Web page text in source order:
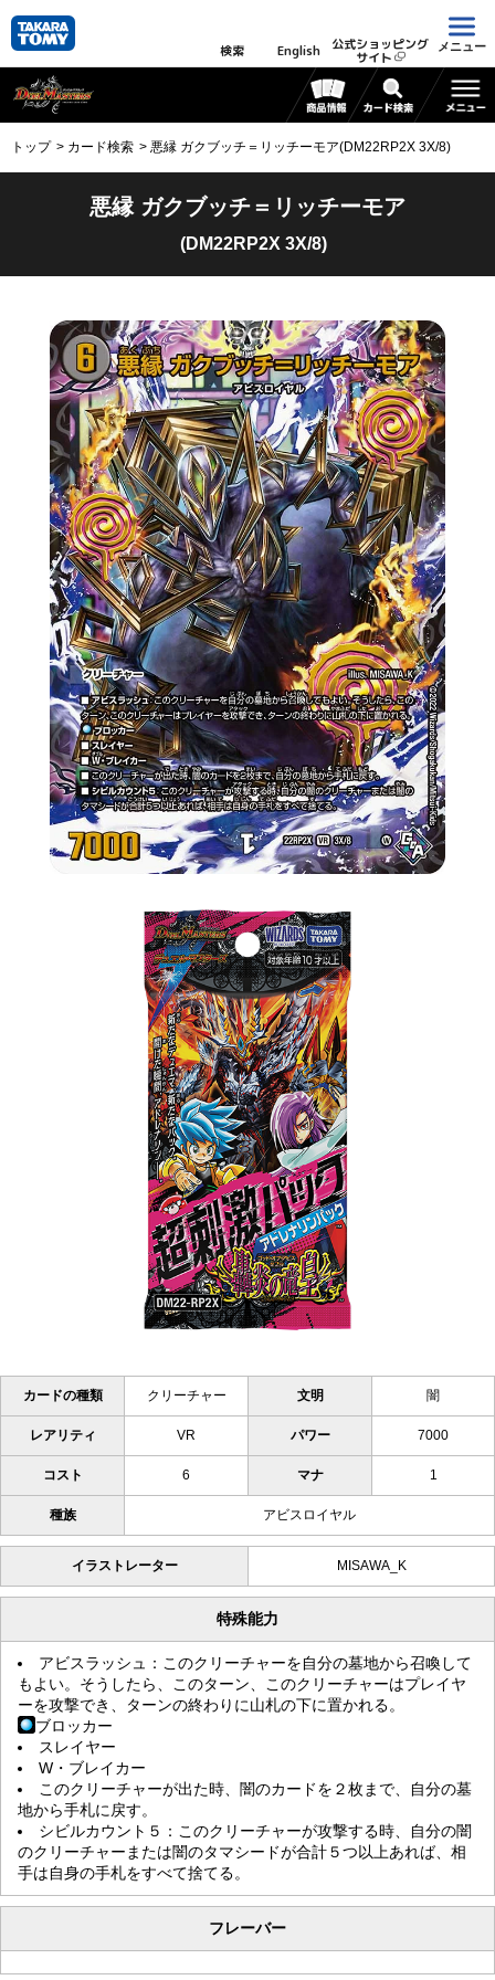
検索 English 公式ショッピング
サイト
メニュー
トップ カード検索 悪縁 ガクブッチ＝リッチーモア(DM22RP2X 3X/8)
悪縁 ガクブッチ＝リッチーモア
(DM22RP2X 3X/8)
カードの種類 クリーチャー 文明 闇
レアリティ VR パワー 7000
コスト 6 マナ 1
種族 アビスロイヤル
イラストレーター MISAWA_K
特殊能力
アビスラッシュ：このクリーチャーを自分の墓地から召喚して
もよい。そうしたら、このターン、このクリーチャーはプレイヤ
ーを攻撃でき、ターンの終わりに山札の下に置かれる。
ブロッカー
スレイヤー
W・ブレイカー
このクリーチャーが出た時、闇のカードを２枚まで、自分の墓
地から手札に戻す。
シビルカウント５：このクリーチャーが攻撃する時、自分の闇
のクリーチャーまたは闇のタマシードが合計５つ以上あれば、相
手は自身の手札をすべて捨てる。
フレーバー